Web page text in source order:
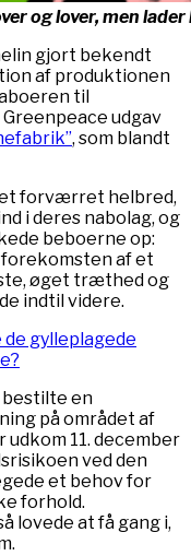
og lover, men
gjort bekendt
af produktionen
til
udgav
, som blandt
forværret helbred,
i deres nabolag, og
beboerne op:
af et
øget træthed og
indtil videre.
gylleplagede
en
på området af
udkom 11. december
ved den
et behov for
forhold.
lovede at få gang i,